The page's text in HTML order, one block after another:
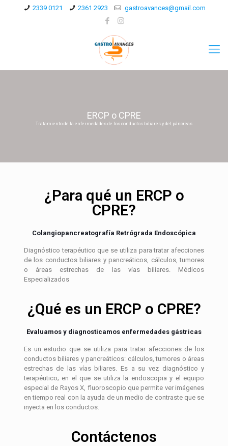
2339 0121 2361 2923 gastroavances@gmail.com
ERCP o CPRE
Tratamiento de la enfermedades de los conductos biliares y del páncreas
¿Para qué un ERCP o
CPRE?
Colangiopancreatografía Retrógrada Endoscópica
Diagnóstico terapéutico que se utiliza para tratar afecciones
de los conductos biliares y pancreáticos, cálculos, tumores
o áreas estrechas de las vías biliares. Médicos
Especializados
¿Qué es un ERCP o CPRE?
Evaluamos y diagnosticamos enfermedades gástricas
Es un estudio que se utiliza para tratar afecciones de los
conductos biliares y pancreáticos: cálculos, tumores o áreas
estrechas de las vías biliares. Es a su vez diagnóstico y
terapéutico; en el que se utiliza la endoscopia y el equipo
especial de Rayos X, fluoroscopio que permite ver imágenes
en tiempo real con la ayuda de un medio de contraste que se
inyecta en los conductos.
Contáctenos